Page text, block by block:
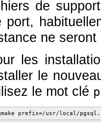
de
port,
ne
les
le
le mot clé